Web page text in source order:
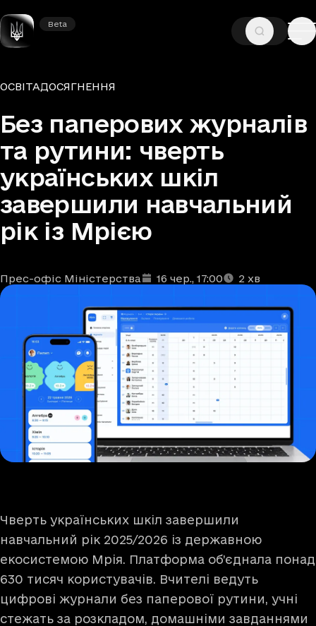
Beta
Beta
ГОЛОВНА—НОВИНИ—
Рубрики
ОСВІТАДОСЯГНЕННЯ
Без паперових журналів
та рутини: чверть
українських шкіл
завершили навчальний
рік із Мрією
Автори
Прес-офіс Міністерства
Дата та час публікації: 16 чер., 17:00
Час читання: 2 хв
Чверть українських шкіл завершили
навчальний рік 2025/2026 із державною
екосистемою Мрія. Платформа об’єднала понад
630 тисяч користувачів. Вчителі ведуть
цифрові журнали без паперової рутини, учні
стежать за розкладом, домашніми завданнями